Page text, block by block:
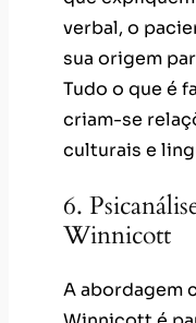
verbal, o
sua origem
Tudo o que é
criam-se
culturais e
6.
Winnicott
A abordagem